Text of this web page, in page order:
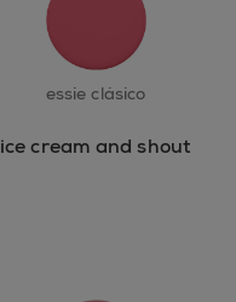
essie clásico
ice cream and shout